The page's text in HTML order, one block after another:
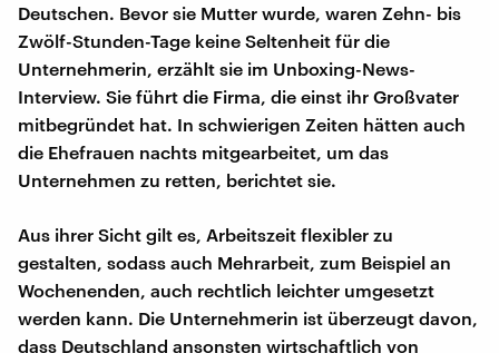
Deutschen. Bevor sie Mutter wurde, waren Zehn- bis
Zwölf-Stunden-Tage keine Seltenheit für die
Unternehmerin, erzählt sie im Unboxing-News-
Interview. Sie führt die Firma, die einst ihr Großvater
mitbegründet hat. In schwierigen Zeiten hätten auch
die Ehefrauen nachts mitgearbeitet, um das
Unternehmen zu retten, berichtet sie.
Aus ihrer Sicht gilt es, Arbeitszeit flexibler zu
gestalten, sodass auch Mehrarbeit, zum Beispiel an
Wochenenden, auch rechtlich leichter umgesetzt
werden kann. Die Unternehmerin ist überzeugt davon,
dass Deutschland ansonsten wirtschaftlich von